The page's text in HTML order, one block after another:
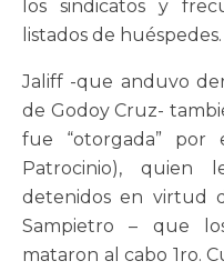
los sindicatos y
listados de huéspedes.
Jaliff -que anduvo
de Godoy Cruz-
fue “otorgada” por
Patrocinio), quien
detenidos en virtud
Sampietro – que
mataron al cabo 1ro.